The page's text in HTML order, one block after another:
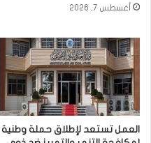
أغسطس 7, 2026
العمل تستعد لإطلاق حملة وطنية